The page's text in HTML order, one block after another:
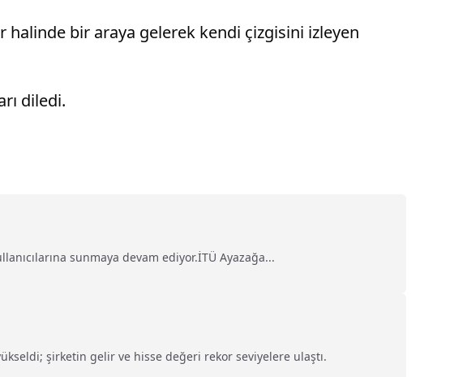
halinde bir araya gelerek kendi çizgisini izleyen
diledi.
sunmaya devam ediyor.İTÜ Ayazağa...
şirketin gelir ve hisse değeri rekor seviyelere ulaştı.